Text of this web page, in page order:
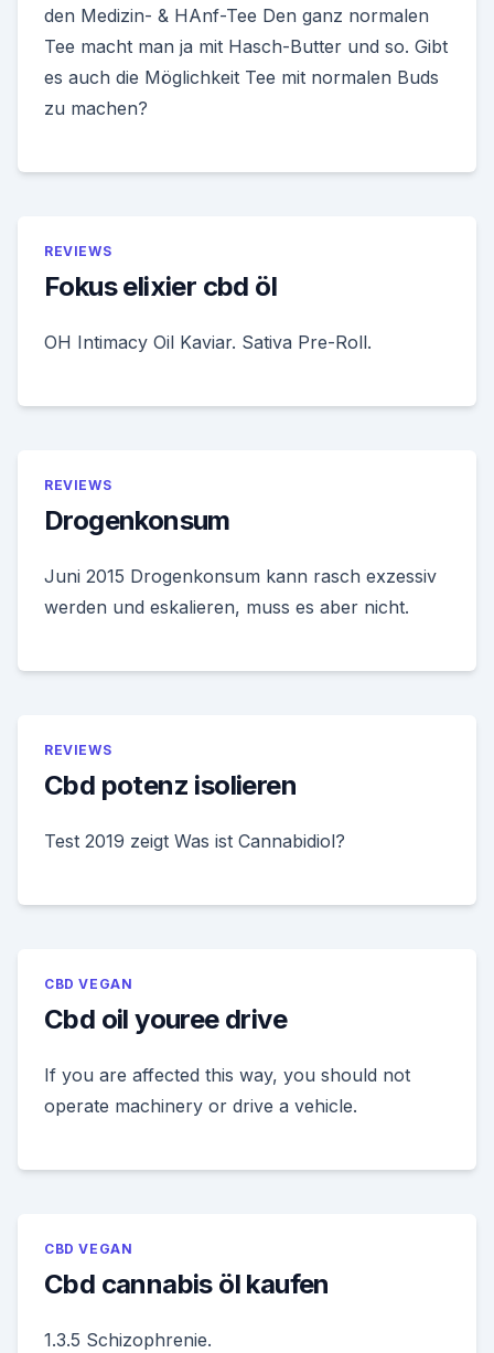
den Medizin- & HAnf-Tee Den ganz normalen
Tee macht man ja mit Hasch-Butter und so. Gibt
es auch die Möglichkeit Tee mit normalen Buds
zu machen?
REVIEWS
Fokus elixier cbd öl
OH Intimacy Oil Kaviar. Sativa Pre-Roll.
REVIEWS
Drogenkonsum
Juni 2015 Drogenkonsum kann rasch exzessiv
werden und eskalieren, muss es aber nicht.
REVIEWS
Cbd potenz isolieren
Test 2019 zeigt Was ist Cannabidiol?
CBD VEGAN
Cbd oil youree drive
If you are affected this way, you should not
operate machinery or drive a vehicle.
CBD VEGAN
Cbd cannabis öl kaufen
1.3.5 Schizophrenie.